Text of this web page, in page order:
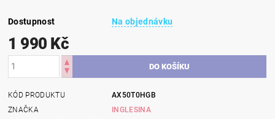
Dostupnost Na objednávku
1 990 Kč
KÓD PRODUKTU
AX50T0HGB
ZNAČKA
INGLESINA